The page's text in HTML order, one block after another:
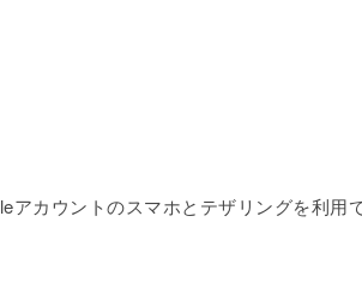
アカウントのスマホとテザリングを利用